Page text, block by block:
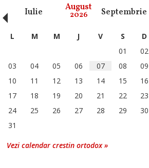
Iulie August
2026 Septembrie
‹ L M M J V S
D
01
02
03
04 05 06 07 08
09
10
11 12 13 14 15
16
17
18 19 20 21 22
23
24
25 26 27 28 29
30
31
Vezi calendar crestin ortodox »